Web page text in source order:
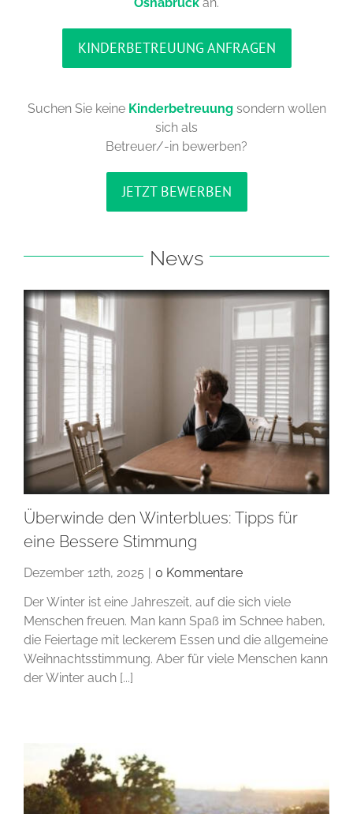
KINDERBETREUUNG ANFRAGEN
Suchen Sie keine Kinderbetreuungsondern wollen
sich als
Betreuer/-in bewerben?
JETZT BEWERBEN
News
Überwinde den Winterblues: Tipps für
eine Bessere Stimmung
Dezember 12th, 2025 | 0 Kommentare
Der Winter ist eine Jahreszeit, auf die sich viele
Menschen freuen. Man kann Spaß im Schnee haben,
die Feiertage mit leckerem Essen und die allgemeine
Weihnachtsstimmung. Aber für viele Menschen kann
der Winter auch [...]